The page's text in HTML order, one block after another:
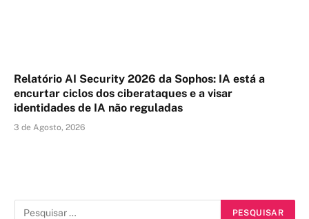
Relatório AI Security 2026 da Sophos: IA está a
encurtar ciclos dos ciberataques e a visar
identidades de IA não reguladas
3 de Agosto, 2026